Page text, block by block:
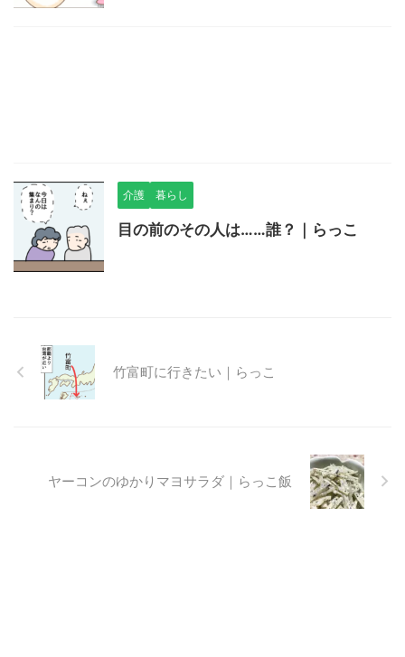
介護 暮らし
目の前のその人は……誰？｜らっこ
竹富町に行きたい｜らっこ
ヤーコンのゆかりマヨサラダ｜らっこ飯